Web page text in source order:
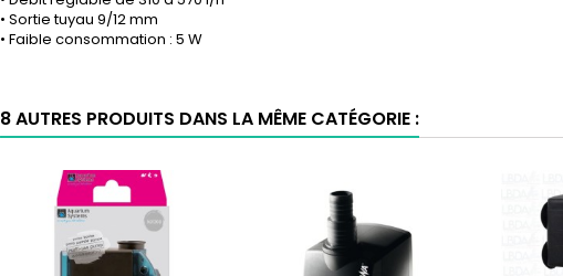
• Sortie tuyau 9/12 mm
• Faible consommation : 5 W
8 AUTRES PRODUITS DANS LA MÊME CATÉGORIE :